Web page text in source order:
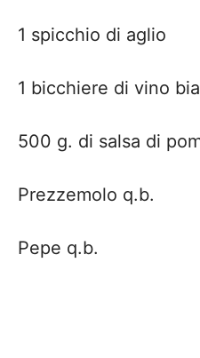
1 spicchio di aglio
1 bicchiere di vino
500 g. di salsa di
Prezzemolo q.b.
Pepe q.b.